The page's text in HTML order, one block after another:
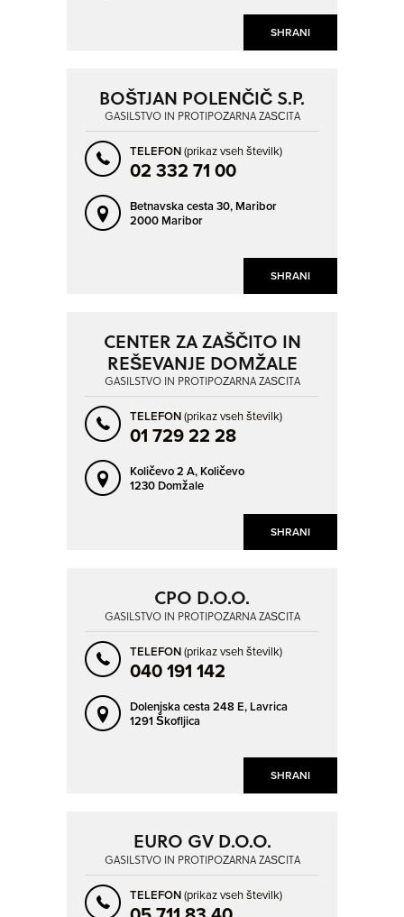
SHRANI
SHRANI
BOŠTJAN POLENČIČ S.P.
GASILSTVO IN PROTIPOŽARNA ZAŠČITA
TELEFON(prikaz vseh številk)
02 332 71 00
Betnavska cesta 30, Maribor
2000 Maribor
SHRANI
CENTER ZA ZAŠČITO IN
REŠEVANJE DOMŽALE
GASILSTVO IN PROTIPOŽARNA ZAŠČITA
TELEFON(prikaz vseh številk)
01 729 22 28
Količevo 2 A, Količevo
1230 Domžale
SHRANI
CPO D.O.O.
GASILSTVO IN PROTIPOŽARNA ZAŠČITA
TELEFON(prikaz vseh številk)
040 191 142
Dolenjska cesta 248 E, Lavrica
1291 Škofljica
EURO GV D.O.O.
GASILSTVO IN PROTIPOŽARNA ZAŠČITA
TELEFON(prikaz vseh številk)